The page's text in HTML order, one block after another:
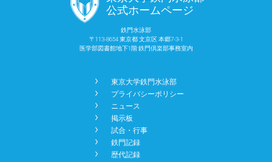
EVENTS
RECORDS
NEWS
BBS
公式ホームページ
鉄門水泳部
〒113-8654 東京都 文京区 本郷7-3-1
医学部図書館地下1階 鉄門倶楽部事務室内
󿾡 東京大学鉄門水泳部
󿾡 プライバシーポリシー
󿾡 ニュース
󿾡 掲示板
󿾡 試合・行事
󿾡 鉄門記録
󿾡 歴代記録